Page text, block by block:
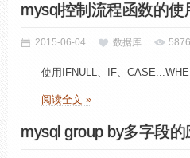
mysql控制流程函数的使
2015-06-04 数据库
使用IFNULL、IF、
阅读全文 »
mysql group by多字段的